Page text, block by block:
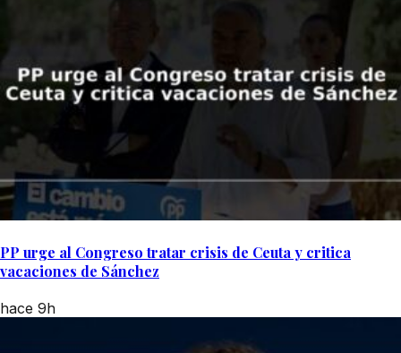
PP urge al Congreso tratar crisis de Ceuta y critica
vacaciones de Sánchez
hace 9h